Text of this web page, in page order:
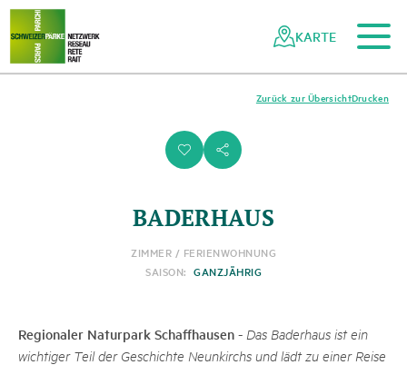
Navigieren
Netzwerk
Schweizer
Schnellnavigation
Zum Hauptinhalt
Zur mobilen Navigation
Zur Suche
Zum Fussbereich
Zur Sitemap
KARTE
i s
Drucken
Zurück zur Übersicht
BADERHAUS
ZIMMER / FERIENWOHNUNG
SAISON: GANZJÄHRIG
Regionaler Naturpark Schaffhausen - Das Baderhaus ist ein
wichtiger Teil der Geschichte Neunkirchs und lädt zu einer Reise